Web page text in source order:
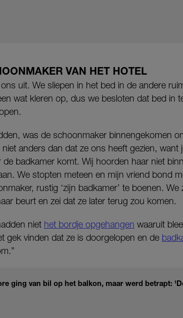
VAN HET HOTEL
uit. We sliepen in het bed in de andere
wat kleren op, dus we besloten dat bed in
was de schoonmaker binnengekomen
anders dan dat ze ons heeft gezien, want
badkamer komt. Wij hoorden haar niet
We stopten meteen en mijn vriend bond
rustig ‘zijn badkamer’ te boenen. We
beurt en zei dat ze later terug zou komen.
niet het bordje opgehangen waaruit
gek vinden dat ze is doorgelopen en de
ging van bil op het balkon, maar werd betrapt: